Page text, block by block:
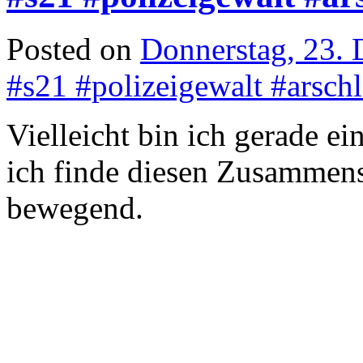
Posted on Donnerstag, 23.
#s21 #polizeigewalt
Vielleicht bin ich gerade
ich finde diesen
bewegend.